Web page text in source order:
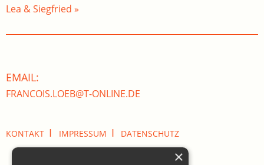
Lea & Siegfried »
EMAIL:
FRANCOIS.LOEB@T-ONLINE.DE
KONTAKT I IMPRESSUM I DATENSCHUTZ
×